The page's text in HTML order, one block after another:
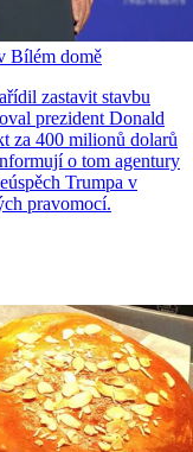
Bílém domě
zastavit stavbu
prezident Donald
za 400 milionů dolarů
o tom agentury
Trumpa v
pravomocí.